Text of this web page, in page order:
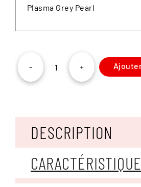
Plasma Grey Pearl
-
quantité
Gen
+
DESCRIPTION